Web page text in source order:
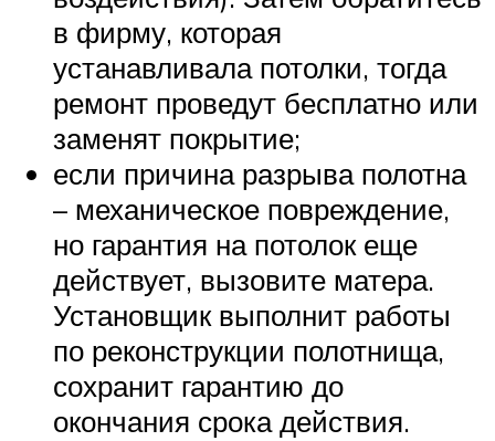
в фирму, которая
устанавливала потолки, тогда
ремонт проведут бесплатно или
заменят покрытие;
если причина разрыва полотна
– механическое повреждение,
но гарантия на потолок еще
действует, вызовите матера.
Установщик выполнит работы
по реконструкции полотнища,
сохранит гарантию до
окончания срока действия.